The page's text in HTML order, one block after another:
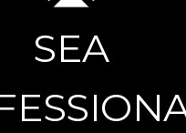
SEA